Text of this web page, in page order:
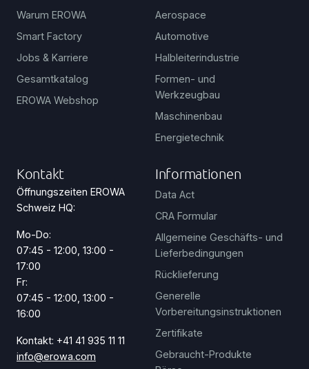
Warum EROWA
Smart Factory
Jobs & Karriere
Gesamtkatalog
EROWA Webshop
Aerospace
Automotive
Halbleiterindustrie
Formen- und
Werkzeugbau
Maschinenbau
Energietechnik
Kontakt
Öffnungszeiten EROWA
Schweiz HQ:
Mo-Do:
07:45 - 12:00, 13:00 -
17:00
Fr:
07:45 - 12:00, 13:00 -
16:00
Kontakt: +41 41 935 11 11
info@erowa.com
Informationen
Data Act
CRA Formular
Allgemeine Geschäfts- und
Lieferbedingungen
Rücklieferung
Generelle
Vorbereitungsinstruktionen
Zertifikate
Gebraucht-Produkte